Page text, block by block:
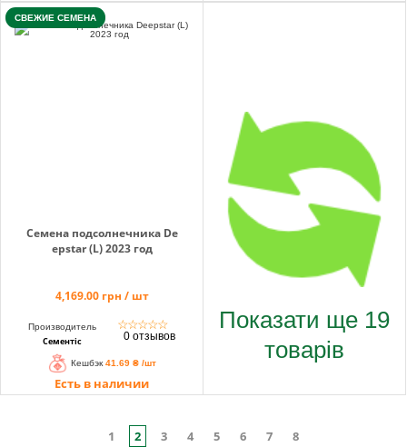
СВЕЖИЕ СЕМЕНА
Семена подсолнечника De
epstar (L) 2023 год
4,169.00 грн / шт
Производитель
Сементіс
☆☆☆☆☆
0 отзывов
Кешбэк 41.69 ₴ /шт
Есть в наличии
Показати ще 19
товарів
1 2 3 4 5 6 7 8